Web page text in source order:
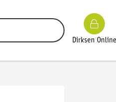
Dirksen Online